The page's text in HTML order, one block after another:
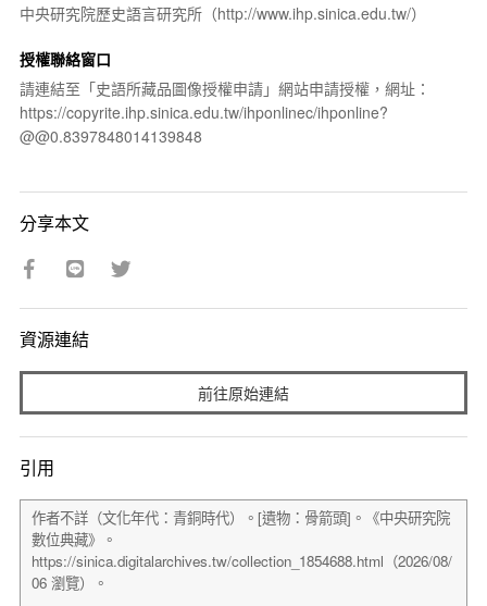
中央研究院歷史語言研究所（http://www.ihp.sinica.edu.tw/）
授權聯絡窗口
請連結至「史語所藏品圖像授權申請」網站申請授權，網址：
https://copyrite.ihp.sinica.edu.tw/ihponlinec/ihponline?
@@0.8397848014139848
分享本文
資源連結
前往原始連結
引用